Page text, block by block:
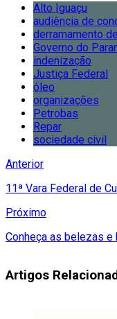
Alto Iguaçu
audiência de
derramamento
Governo do
indenização
Justiça Federal
óleo
organizações
Petrobas
Repar
sociedade civil
Anterior
11ª Vara Federal de
Próximo
Conheça as belezas
Artigos